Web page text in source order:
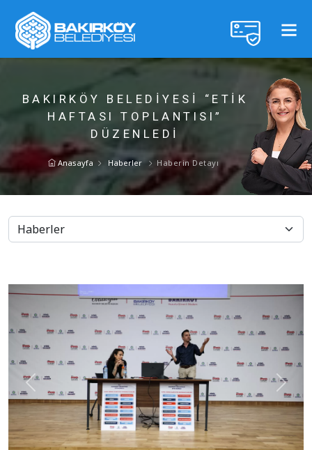
BAKIRKÖY BELEDİYESİ “ETİK
HAFTASI TOPLANTISI”
DÜZENLEDİ
Anasayfa Haberler Haberin Detayı